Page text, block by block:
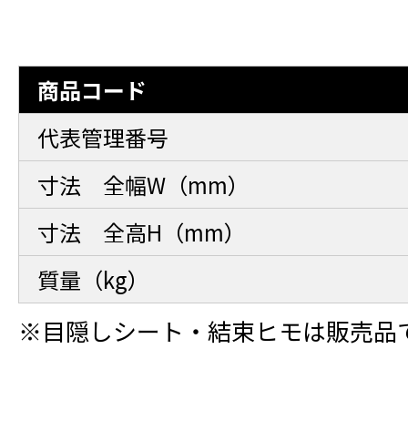
商品コード
代表管理番号
寸法 全幅W（mm）
寸法 全高H（mm）
質量（kg）
※目隠しシート・結束ヒモは販売品